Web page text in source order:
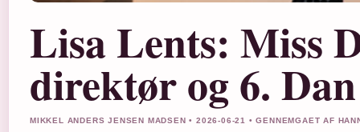
Lisa Lents: Miss
direktør og 6.
MIKKEL ANDERS JENSEN MADSEN • 2026-06-21 • GENNEMGAET AF